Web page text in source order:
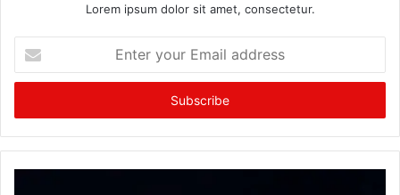
Lorem ipsum dolor sit amet, consectetur.
your
Email